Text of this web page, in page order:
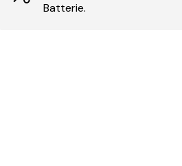
Batterie.